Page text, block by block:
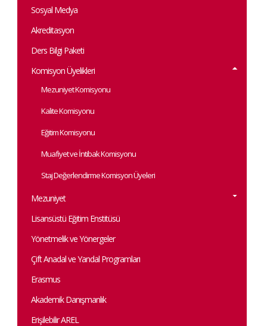
Sosyal Medya
Akreditasyon
Ders Bilgi Paketi
Komisyon Üyelikleri
Mezuniyet Komisyonu
Kalite Komisyonu
Eğitim Komisyonu
Muafiyet ve İntibak Komisyonu
Staj Değerlendirme Komisyon Üyeleri
Mezuniyet
Lisansüstü Eğitim Enstitüsü
Yönetmelik ve Yönergeler
Çift Anadal ve Yandal Programları
Erasmus
Akademik Danışmanlık
Erişilebilir AREL